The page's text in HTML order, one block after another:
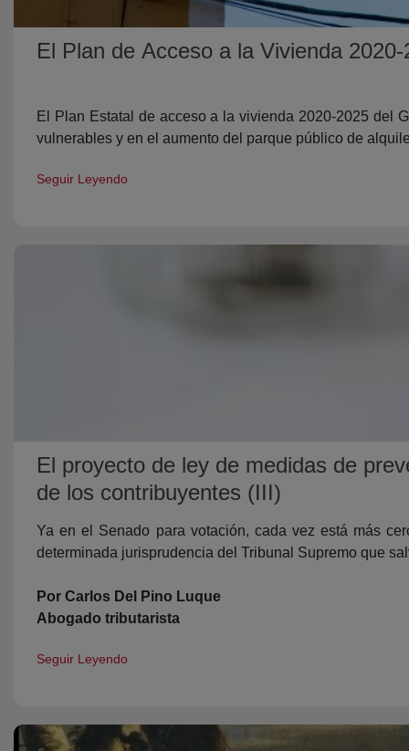
El Plan de Acceso a la Vivienda
El Plan Estatal de acceso a la vivienda 2020-2025 del
vulnerables y en el aumento del parque público de
Seguir Leyendo
El proyecto de ley de medidas de
de los contribuyentes (III)
Ya en el Senado para votación, cada vez está más
determinada jurisprudencia del Tribunal Supremo que
Por Carlos Del Pino Luque
Abogado tributarista
Seguir Leyendo